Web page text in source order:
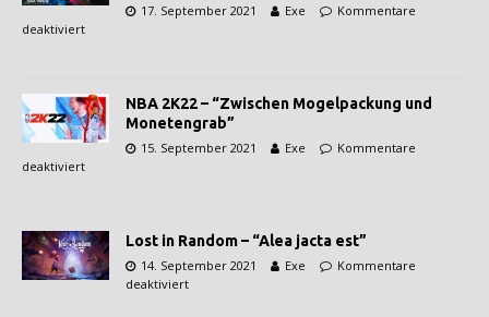
17. September 2021 Exe
Kommentare
deaktiviert
NBA 2K22 – “Zwischen Mogelpackung und
Monetengrab”
15. September 2021 Exe
Kommentare
deaktiviert
Lost in Random – “Alea jacta est”
14. September 2021 Exe
Kommentare
deaktiviert